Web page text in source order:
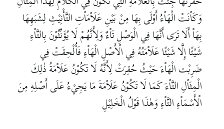
وَكَاْنَتْ الْهَاْءُ أَوْلَى بِهَا مِنْ بَيْنِ عَلَاْمَاْتِ التَّأْنِيْثِ لِشَبَهِهَا
بِهَاْ أَلَا تَرَى أَنَّهَا فِي الْوَصْلِ تَاْءٌ وَلِأَنَّهُمْ لَا يُؤَنِّثُوْنَ بِالتَّاْءِ
شَيْئًا إِلَّا شَيْئًا عَلَاْمَتُهُ فِي الْأَصْلِ الْهَاْءِ فَأُلْحِقَتْ فِي
ضَرِبْت الْهَاْءَ حَيْثُ حُقِرَتْ لِأَنَّهُ لَا تَكُوْنُ عَلَاْمَةُ ذٰلِكَ
الْمِثَاْلِ التَّاْءَ كَمَا لَا تَكُوْنُ عَلَاْمَةَ مَا يَجِيْءُ عَلَى أَصْلِهِ مِنَ
الْأَسْمَاْءِ التَّاْءِ وَهٰذَا قَوْلُ الْخَلِيْلِ